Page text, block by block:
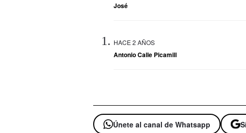
José
HACE 2 AÑOS
Antonio Calle Picamill
Únete al canal de Whatsapp